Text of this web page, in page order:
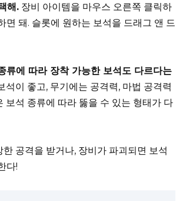
해. 장비 아이템을 마우스 오른쪽 클릭하
면 돼. 슬롯에 원하는 보석을 드래그 앤 드
류에 따라 장착 가능한 보석도 다르다는
이 좋고, 무기에는 공격력, 마법 공격력
보석 종류에 따라 뚫을 수 있는 형태가 다
공격을 받거나, 장비가 파괴되면 보석
다!